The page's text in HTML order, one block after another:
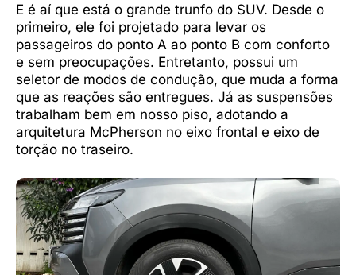
E é aí que está o grande trunfo do SUV. Desde o
primeiro, ele foi projetado para levar os
passageiros do ponto A ao ponto B com conforto
e sem preocupações. Entretanto, possui um
seletor de modos de condução, que muda a forma
que as reações são entregues. Já as suspensões
trabalham bem em nosso piso, adotando a
arquitetura McPherson no eixo frontal e eixo de
torção no traseiro.